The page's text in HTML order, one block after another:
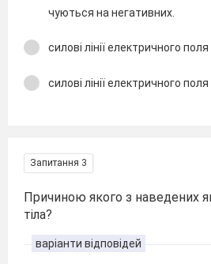
чуються на негативних.
силові лінії електричного
силові лінії електричного
Запитання 3
Причиною якого з наведених
тіла?
варіанти відповідей